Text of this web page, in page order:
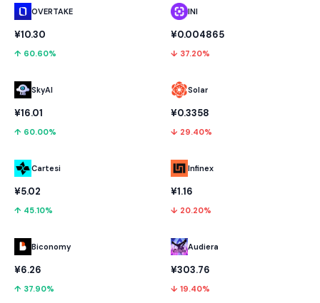
OVERTAKE
¥10.30
↑ 60.60%
SkyAI
¥16.01
↑ 60.00%
Cartesi
¥5.02
↑ 45.10%
Biconomy
¥6.26
↑ 37.90%
INI
¥0.004865
↓ 37.20%
Solar
¥0.3358
↓ 29.40%
Infinex
¥1.16
↓ 20.20%
Audiera
¥303.76
↓ 19.40%